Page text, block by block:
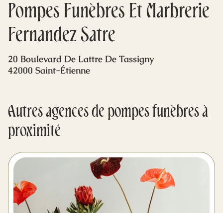
Mes dernières volontés
Pompes Funèbres Et Marbrerie
Fernandez Satre
20 Boulevard De Lattre De Tassigny
42000 Saint-Étienne
Autres agences de pompes funèbres à
proximité